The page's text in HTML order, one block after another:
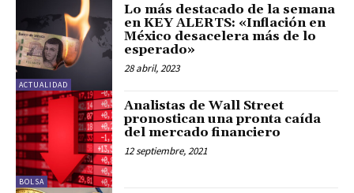
ACTUALIDAD
Lo más destacado de la semana
en KEY ALERTS: «Inflación en
México desacelera más de lo
esperado»
28 abril, 2023
BOLSA
Analistas de Wall Street
pronostican una pronta caída
del mercado financiero
12 septiembre, 2021